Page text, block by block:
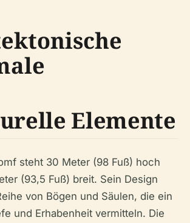
Elemente
steht 30 Meter (98 Fuß) hoch
(93,5 Fuß) breit. Sein Design
von Bögen und Säulen, die ein
und Erhabenheit vermitteln. Die